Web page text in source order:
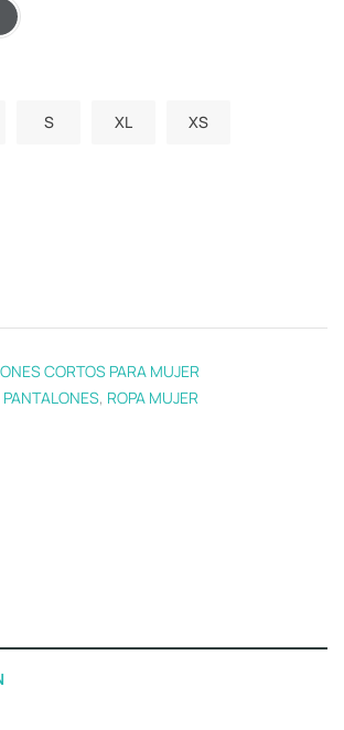
S XL XS
CORTOS PARA MUJER
PANTALONES, ROPA MUJER